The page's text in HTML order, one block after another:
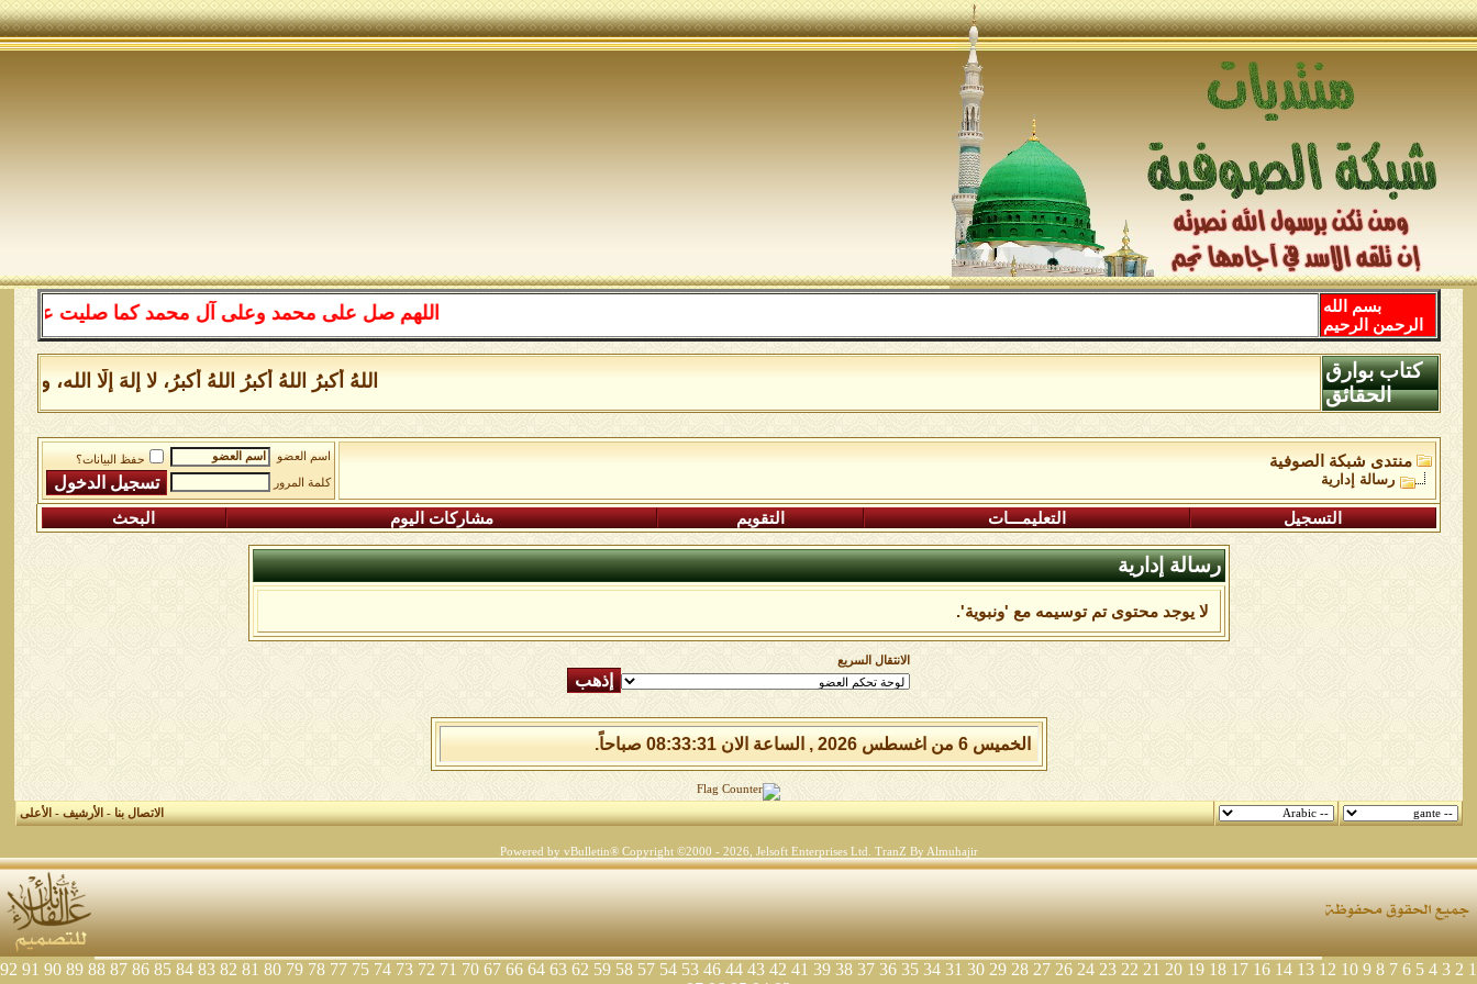
اللهم صل على محمد وعلى آل محمد كما صليت على
بسم الله
الرحمن الرحيم
اللهُ أكبرُ اللهُ أكبرُ اللهُ أكبرُ، لا إلهَ إلَّا الله،
كتاب بوارق
الحقائق
منتدى شبكة الصوفية
رسالة إدارية
اسم العضو
حفظ البيانات؟
كلمة المرور
التسجيل التعليمـــات التقويم مشاركات اليوم البحث
رسالة إدارية
لا يوجد محتوى تم توسيمه مع 'ونبوية'.
الانتقال السريع
الخميس 6 من اغسطس 2026 , الساعة الان 08:33:31 صباحاً.
الاتصال بنا-الأرشيف-الأعلى
Powered by vBulletin® Copyright ©2000 - 2026, Jelsoft Enterprises Ltd. TranZ By Almuhajir
1
2
3
4
5
6
7
8
9
10
12
13
14
16
17
18
19
20
21
22
23
24
26
27
28
29
30
31
34
35
36
37
38
39
41
42
43
44
46
53
54
57
58
59
62
63
64
66
67
70
71
72
73
74
75
77
78
79
80
81
82
83
84
85
86
87
88
89
90
91
92